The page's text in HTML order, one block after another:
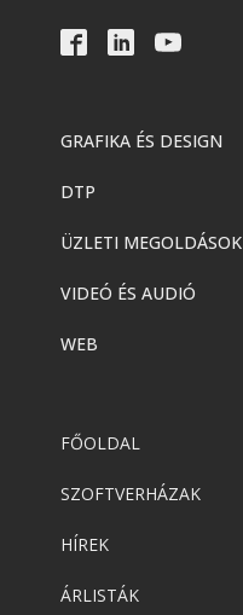
GRAFIKA ÉS DESIGN
DTP
ÜZLETI MEGOLDÁSOK
VIDEÓ ÉS AUDIÓ
WEB
FŐOLDAL
SZOFTVERHÁZAK
HÍREK
ÁRLISTÁK